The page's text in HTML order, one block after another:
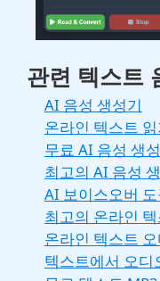
관련 텍스트
AI 음성 생성기
온라인 텍스트 읽
무료 AI 음성 생
최고의 AI 음성
AI 보이스오버
최고의 온라인
온라인 텍스트
텍스트에서 오디